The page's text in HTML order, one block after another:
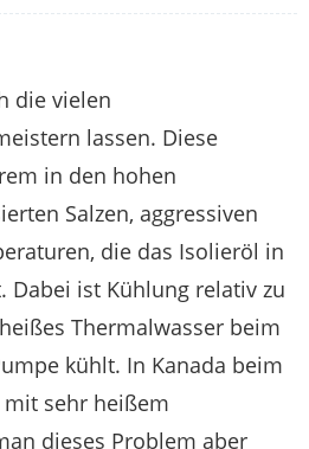
die vielen
lassen. Diese
in den hohen
Salzen, aggressiven
die das Isolieröl in
Dabei ist Kühlung relativ zu
Thermalwasser beim
kühlt. In Kanada beim
sehr heißem
dieses Problem aber